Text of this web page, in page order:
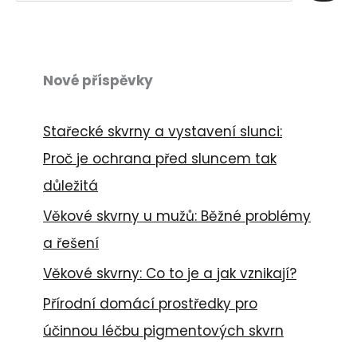
Nové příspěvky
Stařecké skvrny a vystavení slunci:
Proč je ochrana před sluncem tak
důležitá
Věkové skvrny u mužů: Běžné problémy
a řešení
Věkové skvrny: Co to je a jak vznikají?
Přírodní domácí prostředky pro
účinnou léčbu pigmentových skvrn